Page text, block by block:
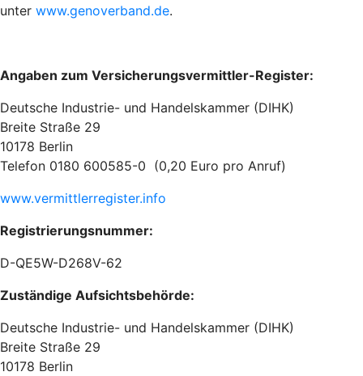
unter www.genoverband.de.
Angaben zum Versicherungsvermittler-Register:
Deutsche Industrie- und Handelskammer (DIHK)
Breite Straße 29
10178 Berlin
Telefon 0180 600585-0 (0,20 Euro pro Anruf)
www.vermittlerregister.info
Registrierungsnummer:
D-QE5W-D268V-62
Zuständige Aufsichtsbehörde:
Deutsche Industrie- und Handelskammer (DIHK)
Breite Straße 29
10178 Berlin